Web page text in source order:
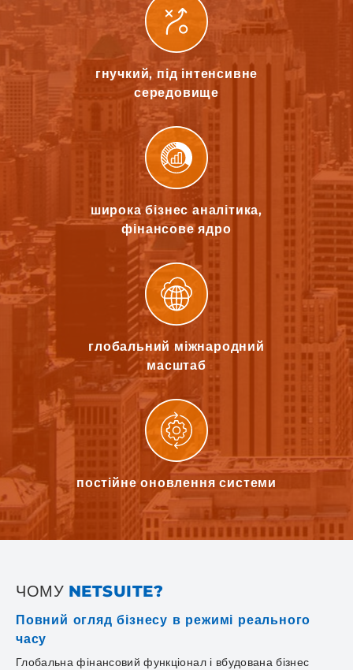
гнучкий, під інтенсивне
середовище
широка бізнес аналітика,
фінансове ядро
глобальний міжнародний
масштаб
постійне оновлення системи
ЧОМУ NETSUITE?
Повний огляд бізнесу в режимі реального
часу
Глобальна фінансовий функціонал і вбудована бізнес